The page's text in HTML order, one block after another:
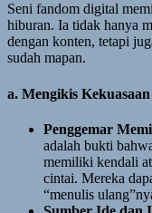
Seni fandom digital
hiburan. Ia tidak hanya
dengan konten, tetapi
sudah mapan.
a. Mengikis
Penggemar
adalah bukti
memiliki kendali
cintai. Mereka
“menulis